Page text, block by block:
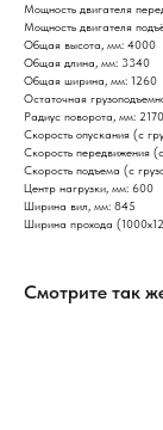
Мощность двигателя
Мощность двигателя
Общая высота, мм: 4000
Общая длина, мм: 3340
Общая ширина, мм: 1260
Остаточная
Радиус поворота, мм: 2170
Скорость опускания (с
Скорость передвижения
Скорость подъема (с
Центр нагрузки, мм: 600
Ширина вил, мм: 845
Ширина прохода
Смотрите так